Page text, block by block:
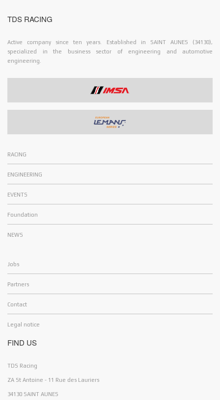
TDS RACING
Active company since ten years. Established in SAINT AUNES (34130),
specialized in the business sector of engineering and automotive
engineering.
RACING
ENGINEERING
EVENTS
Foundation
NEWS
Jobs
Partners
Contact
Legal notice
FIND US
TDS Racing
ZA St Antoine - 11 Rue des Lauriers
34130 SAINT AUNES
website uses cookies